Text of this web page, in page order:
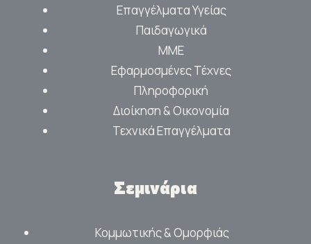
Επαγγέλματα Υγείας
Παιδαγωγικά
ΜΜΕ
Εφαρμοσμένες Τέχνες
Πληροφορική
Διοίκηση & Οικονομία
Τεχνικά Επαγγέλματα
Σεμινάρια
Κομμωτικής & Ομορφιάς